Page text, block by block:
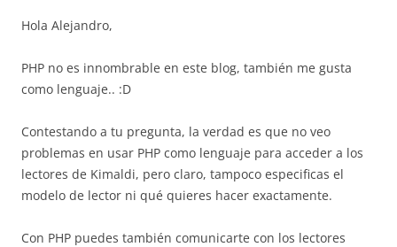
Hola Alejandro,
PHP no es innombrable en este blog, también me gusta
como lenguaje.. :D
Contestando a tu pregunta, la verdad es que no veo
problemas en usar PHP como lenguaje para acceder a los
lectores de Kimaldi, pero claro, tampoco especificas el
modelo de lector ni qué quieres hacer exactamente.
Con PHP puedes también comunicarte con los lectores